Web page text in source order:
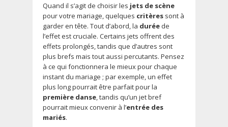
Quand il s’agit de choisir les jets de scène
pour votre mariage, quelques critères sont à
garder en tête. Tout d’abord, la durée de
l’effet est cruciale. Certains jets offrent des
effets prolongés, tandis que d’autres sont
plus brefs mais tout aussi percutants. Pensez
à ce qui fonctionnera le mieux pour chaque
instant du mariage ; par exemple, un effet
plus long pourrait être parfait pour la
première danse, tandis qu’un jet bref
pourrait mieux convenir à l’entrée des
mariés.